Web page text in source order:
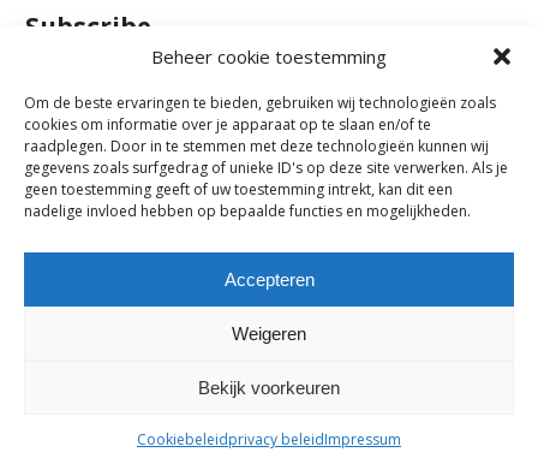
Beheer cookie toestemming
Om de beste ervaringen te bieden, gebruiken wij technologieën zoals
cookies om informatie over je apparaat op te slaan en/of te
raadplegen. Door in te stemmen met deze technologieën kunnen wij
gegevens zoals surfgedrag of unieke ID's op deze site verwerken. Als je
geen toestemming geeft of uw toestemming intrekt, kan dit een
nadelige invloed hebben op bepaalde functies en mogelijkheden.
Accepteren
Weigeren
Bekijk voorkeuren
Cookiebeleidprivacy beleidImpressum
Subscribe
Subscribe to our e-mail newsletter to receive updates.
Previous Post
Comments are closed.
tel. +32 03 774 10 60